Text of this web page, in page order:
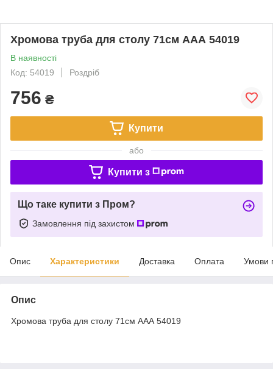
Хромова труба для столу 71см ААА 54019
В наявності
Код: 54019
Роздріб
756 ₴
Купити
або
Купити з
Що таке купити з Пром?
Замовлення під захистом
Опис Характеристики Доставка Оплата Умови
Опис
Хромова труба для столу 71см ААА 54019